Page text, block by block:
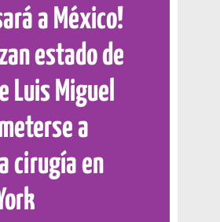
a México!
estado de
Luis Miguel
a
cirugía en